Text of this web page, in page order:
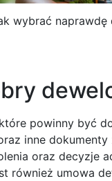
wybrać naprawdę
powinny być
inne dokumenty
oraz decyzje
również umowa